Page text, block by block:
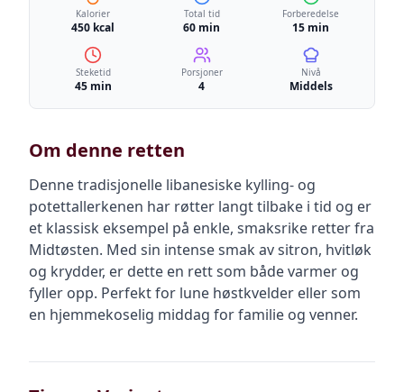
Kalorier
450 kcal
Total tid
60 min
Forberedelse
15 min
Steketid
45 min
Porsjoner
4
Nivå
Middels
Om denne retten
Denne tradisjonelle libanesiske kylling- og
potettallerkenen har røtter langt tilbake i tid og er
et klassisk eksempel på enkle, smaksrike retter fra
Midtøsten. Med sin intense smak av sitron, hvitløk
og krydder, er dette en rett som både varmer og
fyller opp. Perfekt for lune høstkvelder eller som
en hjemmekoselig middag for familie og venner.